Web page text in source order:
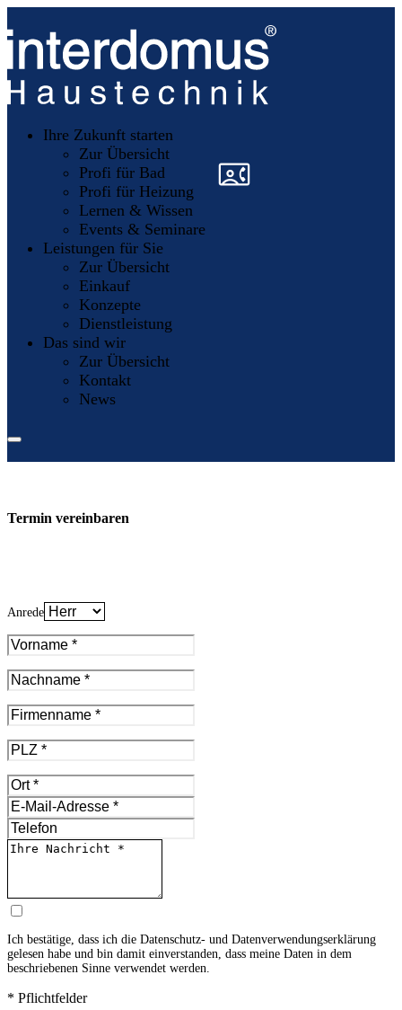
Ihre Zukunft starten
Zur Übersicht
Profi für Bad
Profi für Heizung
Lernen & Wissen
Events & Seminare
Leistungen für Sie
Zur Übersicht
Einkauf
Konzepte
Dienstleistung
Das sind wir
Zur Übersicht
Kontakt
News
»
Termin vereinbaren
Anrede
Ich bestätige, dass ich die Datenschutz- und Datenverwendungserklärung
gelesen habe und bin damit einverstanden, dass meine Daten in dem
beschriebenen Sinne verwendet werden.
* Pflichtfelder